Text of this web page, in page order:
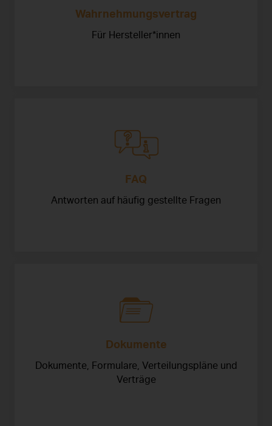
Wahrnehmungsvertrag
Für Hersteller*innen
FAQ
Antworten auf häufig gestellte Fragen
Dokumente
Dokumente, Formulare, Verteilungspläne und
Verträge